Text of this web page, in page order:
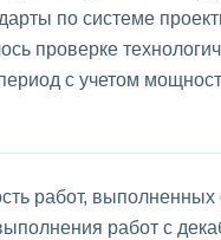
по системе
проверке
с учетом
работ, выполненных
работ с